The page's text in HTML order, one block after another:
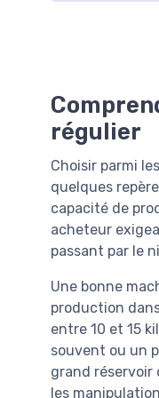
régulier
Choisir parmi
quelques
capacité de
acheteur
passant par le
Une bonne
production
entre 10 et 15
souvent ou un
grand réservoir
les